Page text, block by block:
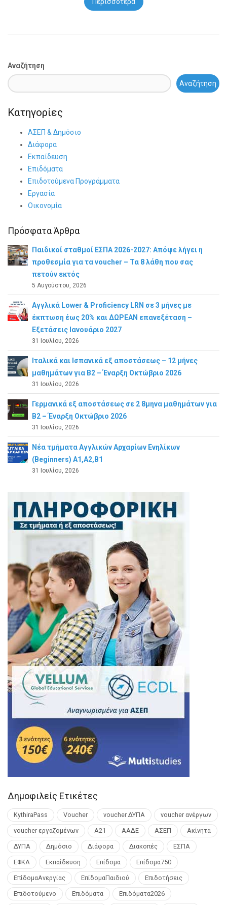
Αναζήτηση
Αναζήτηση
Κατηγορίες
ΑΣΕΠ & Δημόσιο
Διάφορα
Εκπαίδευση
Επιδόματα
Επιδοτούμενα Προγράμματα
Εργασία
Οικονομία
Πρόσφατα Άρθρα
Παιδικοί σταθμοί ΕΣΠΑ 2026-2027: Απόψε λήγει η
προθεσμία για τα voucher – Τα 8 λάθη που σας
πετούν εκτός
5 Αυγούστου, 2026
Αγγλικά Lower & Proficiency LRN σε 3 μήνες με
έκπτωση έως 20% και ΔΩΡΕΑΝ επανεξέταση –
Εξετάσεις Ιανουάριο 2027
31 Ιουλίου, 2026
Ιταλικά και Ισπανικά εξ αποστάσεως – 12 μήνες
μαθημάτων για B2 – Έναρξη Οκτώβριο 2026
31 Ιουλίου, 2026
Γερμανικά εξ αποστάσεως σε 2 8μηνα μαθημάτων για
Β2 – Έναρξη Οκτώβριο 2026
31 Ιουλίου, 2026
Νέα τμήματα Αγγλικών Αρχαρίων Ενηλίκων
(Beginners) A1,A2,B1
31 Ιουλίου, 2026
Δημοφιλείς Ετικέτες
KythiraPass Voucher voucher ΔΥΠΑ voucher ανέργων
voucher εργαζομένων Α21 ΑΑΔΕ ΑΣΕΠ Ακίνητα
ΔΥΠΑ Δημόσιο Διάφορα Διακοπές ΕΣΠΑ
ΕΦΚΑ Εκπαίδευση Επίδομα Επίδομα750
ΕπίδομαΑνεργίας ΕπίδομαΠαιδιού Επιδοτήσεις
Επιδοτούμενο Επιδόματα Επιδόματα2026